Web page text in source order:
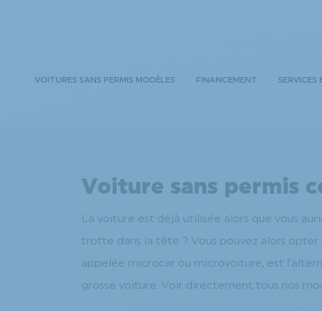
VOITURES SANS PERMIS MODÈLES FINANCEMENT SERVICES
Voiture sans permis
La voiture est déjà utilisée alors que vous
trotte dans la tête ? Vous pouvez alors opter
appelée microcar ou microvoiture, est
grosse voiture. Voir directement tous nos